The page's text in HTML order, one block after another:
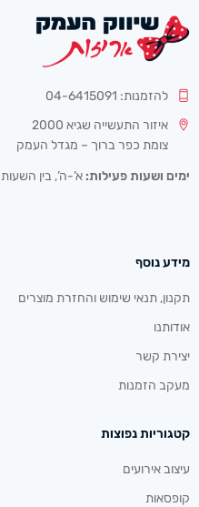
להזמנות: 04-6415091
איזור התעשייה שגיא 2000
צומת כפר ברוך – מגדל העמק
ימים ושעות פעילות: א’-ה’, בין השעות 08:30-16:30
מידע נוסף
תקנון, תנאי שימוש והחזרת מוצרים
אודותנו
יצירת קשר
מעקב הזמנות
קטגוריות נפוצות
עיצוב אירועים
קופסאות